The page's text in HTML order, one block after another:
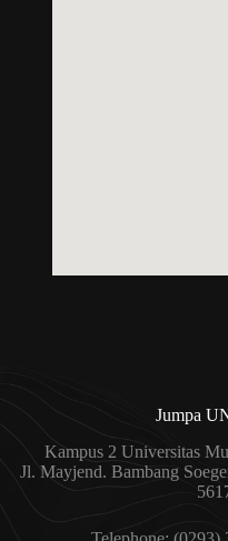
Jumpa
Kampus 2 Universitas
Jl. Mayjend. Bambang